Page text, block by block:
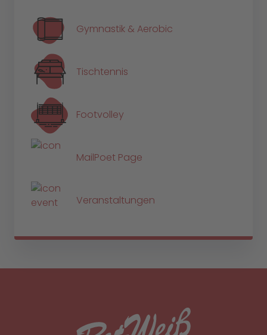
Gymnastik & Aerobic
Tischtennis
Footvolley
MailPoet Page
Veranstaltungen